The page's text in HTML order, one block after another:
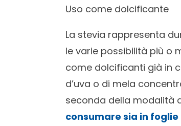
Uso come dolcificante
La stevia rappresenta
le varie possibilità più o
come dolcificanti già in
d’uva o di mela
seconda della modalità
consumare sia in